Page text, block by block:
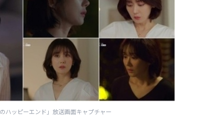
ハッピーエンド」放送画面キャプチャー